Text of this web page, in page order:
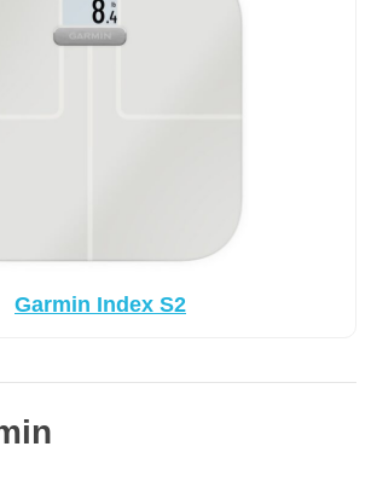
Garmin Index S2